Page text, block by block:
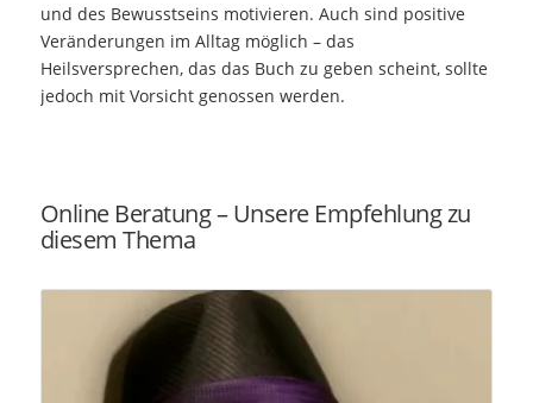
und des Bewusstseins motivieren. Auch sind positive
Veränderungen im Alltag möglich – das
Heilsversprechen, das das Buch zu geben scheint, sollte
jedoch mit Vorsicht genossen werden.
Online Beratung – Unsere Empfehlung zu
diesem Thema